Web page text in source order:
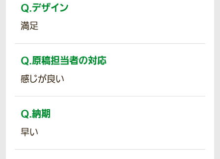
Q.デザイン
満足
Q.原稿担当者の対応
感じが良い
Q.納期
早い